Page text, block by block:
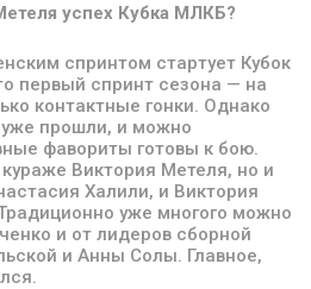
успех Кубка МЛКБ?
спринтом стартует Кубок
первый спринт сезона — на
контактные гонки. Однако
прошли, и можно
фавориты готовы к бою.
Виктория Метеля, но и
Халили, и Виктория
уже многого можно
и от лидеров сборной
и Анны Солы. Главное,